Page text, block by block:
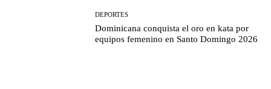
DEPORTES
Dominicana conquista el oro en kata por
equipos femenino en Santo Domingo 2026